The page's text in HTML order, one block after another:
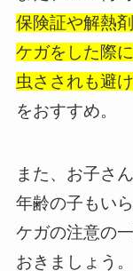
保険証や解熱
ケガをした際
虫さされも避
をおすすめ。
また、お子さ
年齢の子もい
ケガの注意の
おきましょう。